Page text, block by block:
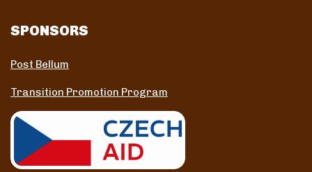
SPONSORS
Post Bellum
Transition Promotion Program